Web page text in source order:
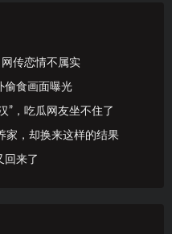
传恋情不属实
偷食画面曝光
”，吃瓜网友坐不住了
家，却换来这样的结果
回来了